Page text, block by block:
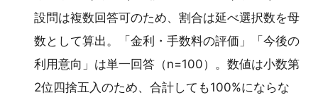
設問は複数回答可のため、割合は延べ選択数を母
数として算出。「金利・手数料の評価」「今後の
利用意向」は単一回答（n=100）。数値は小数第
2位四捨五入のため、合計しても100%にならな